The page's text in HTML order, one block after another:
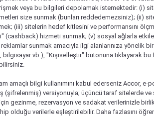
veya bu bilgileri depolamak istemektedir: (i)
size sunmak (bunları reddedemezsiniz); (ii)
(iii) sitelerin hedef kitlesini ve performansını
(cashback) hizmeti sunmak; (v) sosyal ağlarla
sunmak amacıyla ilgi alanlarınıza yönelik
vb.), "Kişiselleştir" butonuna tıklayarak bu
amaçlı bilgi kullanımını kabul ederseniz Accor, e-
(şifrelenmiş) versiyonuyla; üçüncü taraf sitelerde
gezinme, rezervasyon ve sadakat verilerinizle
olduğu verilerle eşleştirilebilir. Daha fazlasını